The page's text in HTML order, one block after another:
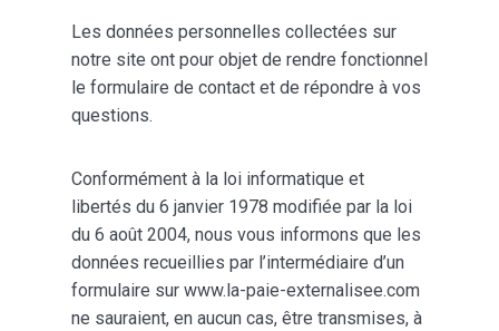
Les données personnelles collectées sur
notre site ont pour objet de rendre fonctionnel
le formulaire de contact et de répondre à vos
questions.
Conformément à la loi informatique et
libertés du 6 janvier 1978 modifiée par la loi
du 6 août 2004, nous vous informons que les
données recueillies par l’intermédiaire d’un
formulaire sur www.la-paie-externalisee.com
ne sauraient, en aucun cas, être transmises, à